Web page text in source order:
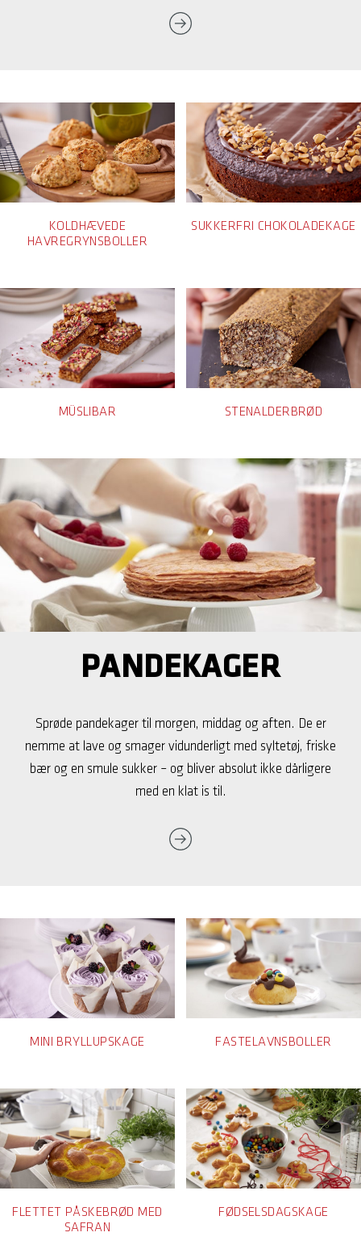
KOLDHÆVEDE
HAVREGRYNSBOLLER
SUKKERFRI CHOKOLADEKAGE
MÜSLIBAR STENALDERBRØD
PANDEKAGER
Sprøde pandekager til morgen, middag og aften. De er
nemme at lave og smager vidunderligt med syltetøj, friske
bær og en smule sukker – og bliver absolut ikke dårligere
med en klat is til.
MINI BRYLLUPSKAGE FASTELAVNSBOLLER
FLETTET PÅSKEBRØD MED
SAFRAN
FØDSELSDAGSKAGE